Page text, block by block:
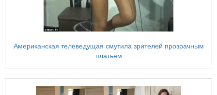
Американская телеведущая смутила зрителей прозрачным
платьем